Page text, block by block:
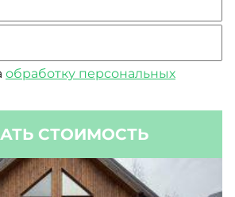
обычная железобетонная
обработку персональных